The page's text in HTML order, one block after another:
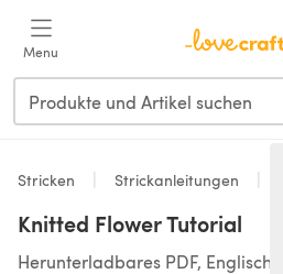
Menu
Stricken Strickanleitungen
Knitted Flower Tutorial
Herunterladbares PDF, Englisch